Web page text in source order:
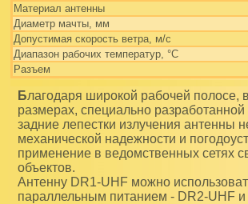
Материал антенны
Диаметр мачты, мм
Допустимая скорость ветра, м/с
Диапазон рабочих температур, °С
Разъем
Благодаря широкой рабочей полосе, высокому усилению при сравнительно небольших
размерах, специально
задние лепестки излучения антенны
механической надежности и
применение в ведомственных сетях
объектов.
Антенну DR1-UHF можно
параллельным питанием - DR2-UHF и